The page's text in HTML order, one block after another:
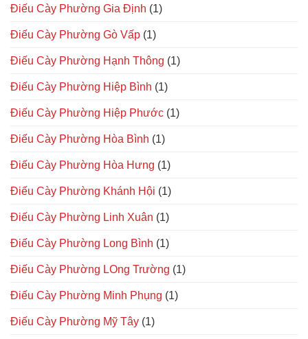
Điếu Cày Phường Gia Định (1)
Điếu Cày Phường Gò Vấp (1)
Điếu Cày Phường Hạnh Thông (1)
Điếu Cày Phường Hiệp Bình (1)
Điếu Cày Phường Hiệp Phước (1)
Điếu Cày Phường Hòa Bình (1)
Điếu Cày Phường Hòa Hưng (1)
Điếu Cày Phường Khánh Hội (1)
Điếu Cày Phường Linh Xuân (1)
Điếu Cày Phường Long Bình (1)
Điếu Cày Phường LOng Trường (1)
Điếu Cày Phường Minh Phụng (1)
Điếu Cày Phường Mỹ Tây (1)